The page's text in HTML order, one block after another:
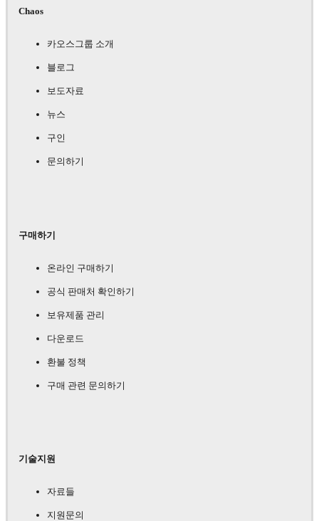
Chaos
카오스그룹 소개
블로그
보도자료
뉴스
구인
문의하기
구매하기
온라인 구매하기
공식 판매처 확인하기
보유제품 관리
다운로드
환불 정책
구매 관련 문의하기
기술지원
자료들
지원문의